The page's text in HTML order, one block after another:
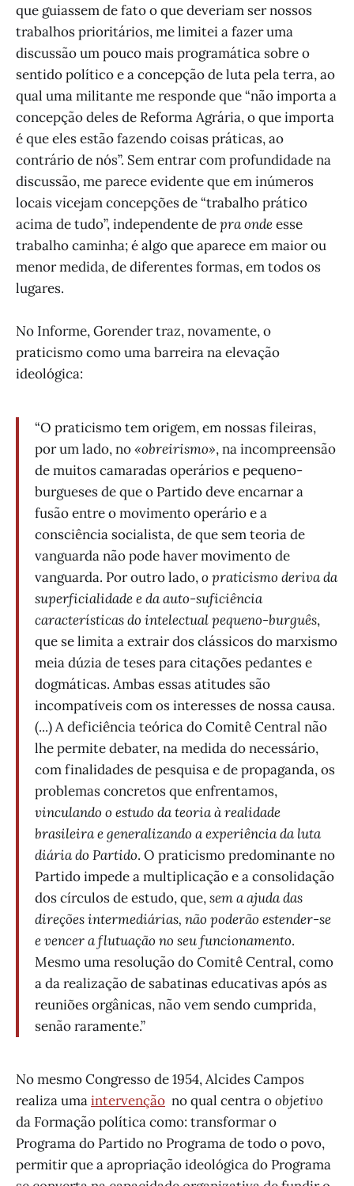
que guiassem de fato o que deveriam ser nossos
trabalhos prioritários, me limitei a fazer uma
discussão um pouco mais programática sobre o
sentido político e a concepção de luta pela terra, ao
qual uma militante me responde que “não importa a
concepção deles de Reforma Agrária, o que importa
é que eles estão fazendo coisas práticas, ao
contrário de nós”. Sem entrar com profundidade na
discussão, me parece evidente que em inúmeros
locais vicejam concepções de “trabalho prático
acima de tudo”, independente depra ondeesse
trabalho caminha; é algo que aparece em maior ou
menor medida, de diferentes formas, em todos os
lugares.
No Informe, Gorender traz, novamente, o
praticismo como uma barreira na elevação
ideológica:
“O praticismo tem origem, em nossas fileiras,
por um lado, no«obreirismo», na incompreensão
de muitos camaradas operários e pequeno-
burgueses de que o Partido deve encarnar a
fusão entre o movimento operário e a
consciência socialista, de que sem teoria de
vanguarda não pode haver movimento de
vanguarda. Por outro lado,o praticismo deriva da
superficialidade e da auto-suficiência
características do intelectual pequeno-burguês,
que se limita a extrair dos clássicos do marxismo
meia dúzia de teses para citações pedantes e
dogmáticas. Ambas essas atitudes são
incompatíveis com os interesses de nossa causa.
(...) A deficiência teórica do Comitê Central não
lhe permite debater, na medida do necessário,
com finalidades de pesquisa e de propaganda, os
problemas concretos que enfrentamos,
vinculando o estudo da teoria à realidade
brasileira e generalizando a experiência da luta
diária do Partido. O praticismo predominante no
Partido impede a multiplicação e a consolidação
dos círculos de estudo, que,sem a ajuda das
direções intermediárias, não poderão estender-se
e vencer a flutuação no seu funcionamento.
Mesmo uma resolução do Comitê Central, como
a da realização de sabatinas educativas após as
reuniões orgânicas, não vem sendo cumprida,
senão raramente.”
No mesmo Congresso de 1954, Alcides Campos
realiza umaintervenção no qual centra oobjetivo
da Formação política como: transformar o
Programa do Partido no Programa de todo o povo,
permitir que a apropriação ideológica do Programa